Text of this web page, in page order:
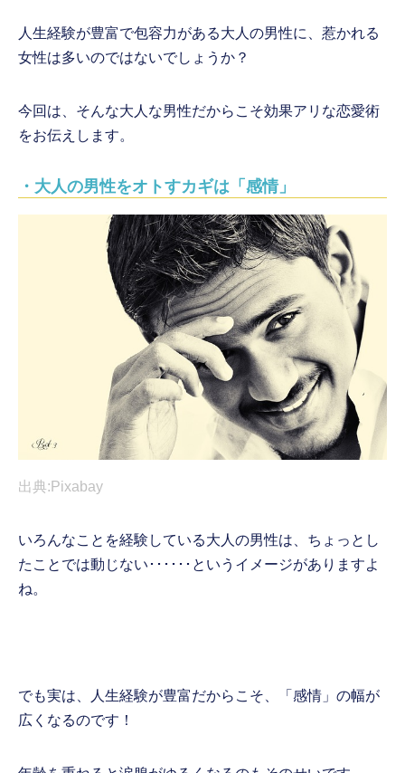
人生経験が豊富で包容力がある大人の男性に、惹かれる
女性は多いのではないでしょうか？
今回は、そんな大人な男性だからこそ効果アリな恋愛術
をお伝えします。
・大人の男性をオトすカギは「感情」
出典:Pixabay
いろんなことを経験している大人の男性は、ちょっとし
たことでは動じない･･････というイメージがありますよ
ね。
でも実は、人生経験が豊富だからこそ、「感情」の幅が
広くなるのです！